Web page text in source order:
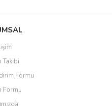
siz yapın!
görüntülenemiyor.
bulunuyor.
pahalı.
Takibi
Formu
Formu